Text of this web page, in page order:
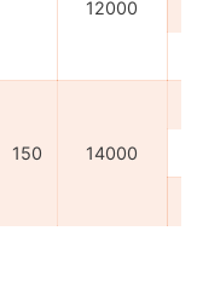
12000
150 14000